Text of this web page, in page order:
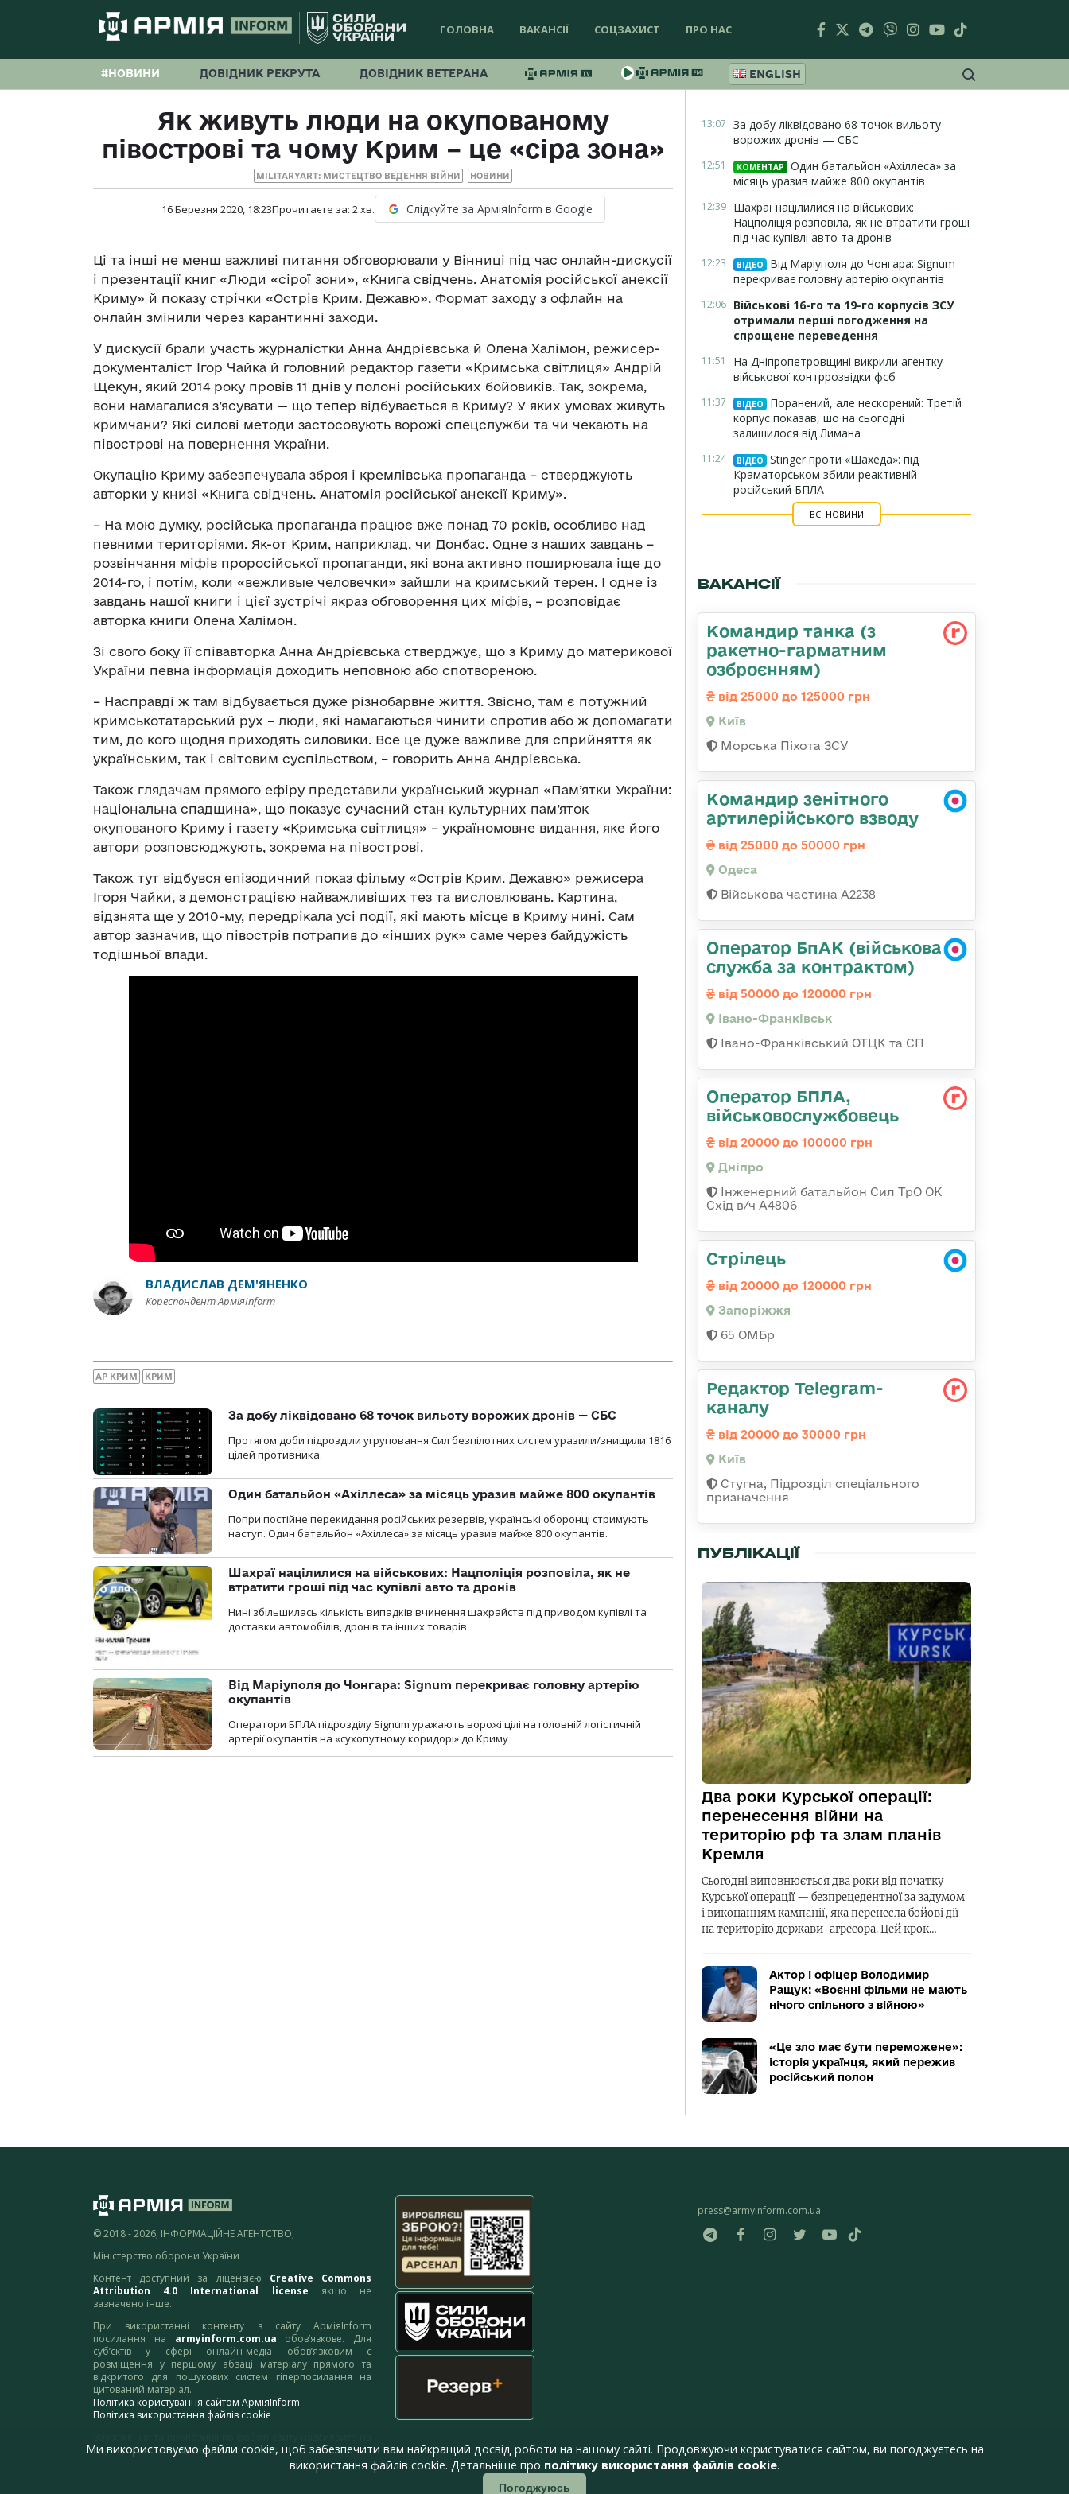
ГОЛОВНА ВАКАНСІЇ СОЦЗАХИСТ ПРО НАС
#НОВИНИ ДОВІДНИК РЕКРУТА ДОВІДНИК ВЕТЕРАНА ENGLISH
Як живуть люди на окупованому
півострові та чому Крим – це «сіра зона»
MILITARYART: МИСТЕЦТВО ВЕДЕННЯ ВІЙНИ НОВИНИ
16 Березня 2020, 18:23Прочитаєте за: 2хв. Слідкуйте за АрміяInform в Google
Ці та інші не менш важливі питання обговорювали у Вінниці під час онлайн-дискусії
і презентації книг «Люди «сірої зони», «Книга свідчень. Анатомія російської анексії
Криму» й показу стрічки «Острів Крим. Дежавю». Формат заходу з офлайн на
онлайн змінили через карантинні заходи.
У дискусії брали участь журналістки Анна Андрієвська й Олена Халімон, режисер-
документаліст Ігор Чайка й головний редактор газети «Кримська світлиця» Андрій
Щекун, який 2014 року провів 11 днів у полоні російських бойовиків. Так, зокрема,
вони намагалися з’ясувати — що тепер відбувається в Криму? У яких умовах живуть
кримчани? Які силові методи застосовують ворожі спецслужби та чи чекають на
півострові на повернення України.
Окупацію Криму забезпечувала зброя і кремлівська пропаганда – стверджують
авторки у книзі «Книга свідчень. Анатомія російської анексії Криму».
– На мою думку, російська пропаганда працює вже понад 70 років, особливо над
певними територіями. Як-от Крим, наприклад, чи Донбас. Одне з наших завдань –
розвінчання міфів проросійської пропаганди, які вона активно поширювала іще до
2014-го, і потім, коли «вежливые человечки» зайшли на кримський терен. І одне із
завдань нашої книги і цієї зустрічі якраз обговорення цих міфів, – розповідає
авторка книги Олена Халімон.
Зі свого боку її співавторка Анна Андрієвська стверджує, що з Криму до материкової
України певна інформація доходить неповною або спотвореною.
– Насправді ж там відбувається дуже різнобарвне життя. Звісно, там є потужний
кримськотатарський рух – люди, які намагаються чинити спротив або ж допомагати
тим, до кого щодня приходять силовики. Все це дуже важливе для сприйняття як
українським, так і світовим суспільством, – говорить Анна Андрієвська.
Також глядачам прямого ефіру представили український журнал «Пам’ятки України:
національна спадщина», що показує сучасний стан культурних пам’яток
окупованого Криму і газету «Кримська світлиця» – україномовне видання, яке його
автори розповсюджують, зокрема на півострові.
Також тут відбувся епізодичний показ фільму «Острів Крим. Дежавю» режисера
Ігоря Чайки, з демонстрацією найважливіших тез та висловлювань. Картина,
відзнята ще у 2010-му, передрікала усі події, які мають місце в Криму нині. Сам
автор зазначив, що півострів потрапив до «інших рук» саме через байдужість
тодішньої влади.
ВЛАДИСЛАВ ДЕМ'ЯНЕНКО
Кореспондент АрміяInform
АР КРИМ КРИМ
За добу ліквідовано 68 точок вильоту ворожих дронів — СБС
Протягом доби підрозділи угруповання Сил безпілотних систем уразили/знищили 1816
цілей противника.
Один батальйон «Ахіллеса» за місяць уразив майже 800 окупантів
Попри постійне перекидання російських резервів, українські оборонці стримують
наступ. Один батальйон «Ахіллеса» за місяць уразив майже 800 окупантів.
Шахраї націлилися на військових: Нацполіція розповіла, як не
втратити гроші під час купівлі авто та дронів
Нині збільшилась кількість випадків вчинення шахрайств під приводом купівлі та
доставки автомобілів, дронів та інших товарів.
Від Маріуполя до Чонгара: Signum перекриває головну артерію
окупантів
Оператори БПЛА підрозділу Signum уражають ворожі цілі на головній логістичній
артерії окупантів на «сухопутному коридорі» до Криму
13:07 За добу ліквідовано 68 точок вильоту
ворожих дронів — СБС
12:51 КОМЕНТАР
Один батальйон «Ахіллеса» за
місяць уразив майже 800 окупантів
12:39 Шахраї націлилися на військових:
Нацполіція розповіла, як не втратити гроші
під час купівлі авто та дронів
12:23 ВІДЕО
Від Маріуполя до Чонгара: Signum
перекриває головну артерію окупантів
12:06 Військові 16-го та 19-го корпусів ЗСУ
отримали перші погодження на
спрощене переведення
11:51
На Дніпропетровщині викрили агентку
військової контррозвідки фсб
11:37 ВІДЕО
Поранений, але нескорений: Третій
корпус показав, шо на сьогодні
залишилося від Лимана
11:24 ВІДЕО
Stinger проти «Шахеда»: під
Краматорськом збили реактивній
російський БПЛА
ВСІ НОВИНИ
ВАКАНСІЇ
Командиp танка (з
pакетно-гарматним
озброєнням)
від 25000 до 125000 грн
Київ
Морська Піхота ЗСУ
Командир зенітного
артилерійського взводу
від 25000 до 50000 грн
Одеса
Військова частина А2238
Оператор БпАК (військова
служба за контрактом)
від 50000 до 120000 грн
Івано-Франківськ
Івано-Франківський ОТЦК та СП
Оператор БПЛА,
військовослужбовець
від 20000 до 100000 грн
Дніпро
Інженерний батальйон Сил ТрО ОК
Схід в/ч А4806
Стрілець
від 20000 до 120000 грн
Запоріжжя
65 ОМБр
Редактор Telegram-
каналу
від 20000 до 30000 грн
Київ
Стугна, Підрозділ спеціального
призначення
ПУБЛІКАЦІЇ
Два роки Курської операції:
перенесення війни на
територію рф та злам планів
Кремля
Сьогодні виповнюється два роки від початку
Курської операції — безпрецедентної за задумом
і виконанням кампанії, яка перенесла бойові дії
на територію держави-агресора. Цей крок…
Актор і офіцер Володимир
Ращук: «Воєнні фільми не мають
нічого спільного з війною»
«Це зло має бути переможене»:
історія українця, який пережив
російський полон
© 2018 - 2026, ІНФОРМАЦІЙНЕ АГЕНТСТВО,
Міністерство оборони України
Контент доступний за ліцензією Creative Commons
Attribution 4.0 International license якщо не
зазначено інше.
При використанні контенту з сайту АрміяInform
посилання на armyinform.com.ua обов’язкове. Для
суб’єктів у сфері онлайн-медіа обов’язковим є
розміщення у першому абзаці матеріалу прямого та
відкритого для пошукових систем гіперпосилання на
цитований матеріал.
Політика користування сайтом АрміяInform
Політика використання файлів cookie
адресу:webmaster@armyinform.com.ua
press@armyinform.com.ua
Ми використовуємо файли cookie, щоб забезпечити вам найкращий досвід роботи на нашому сайті. Продовжуючи користуватися сайтом, ви погоджуєтесь на
використання файлів cookie. Детальніше про політику використання файлів cookie.
Погоджуюсь